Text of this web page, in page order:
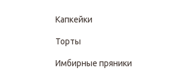
Капкейки
Торты
Имбирные пряники